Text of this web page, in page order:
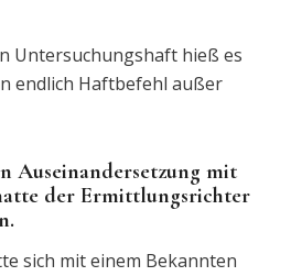
Untersuchungshaft hieß es
endlich Haftbefehl außer
Auseinandersetzung mit
der Ermittlungsrichter
sich mit einem Bekannten